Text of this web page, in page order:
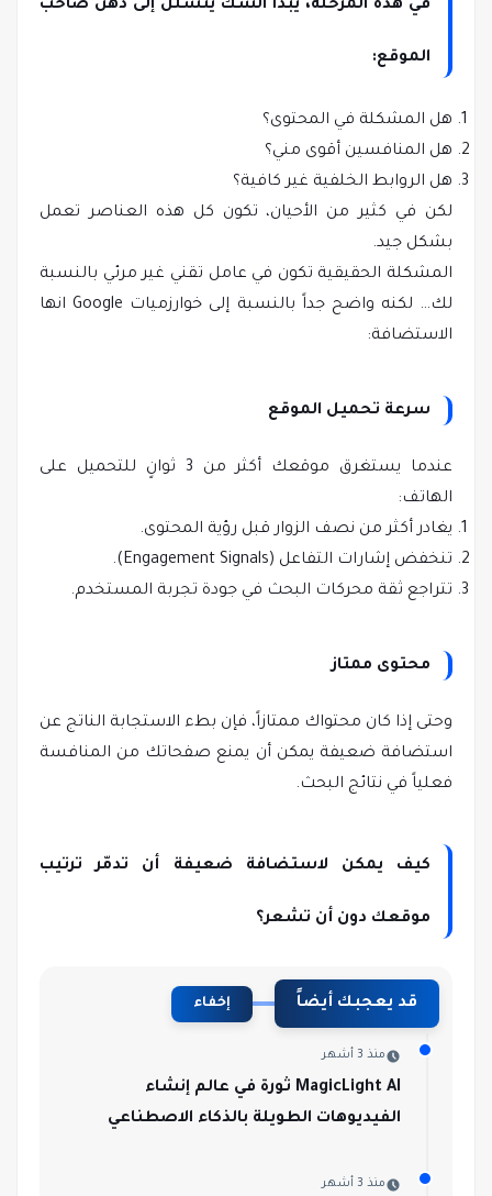
في هذه المرحلة، يبدأ الشك يتسلل إلى ذهن صاحب
الموقع:
هل المشكلة في المحتوى؟
هل المنافسين أقوى مني؟
هل الروابط الخلفية غير كافية؟
لكن في كثير من الأحيان، تكون كل هذه العناصر تعمل
بشكل جيد.
المشكلة الحقيقية تكون في عامل تقني غير مرئي بالنسبة
لك… لكنه واضح جداً بالنسبة إلى خوارزميات Google انها
الاستضافة:
سرعة تحميل الموقع
عندما يستغرق موقعك أكثر من 3 ثوانٍ للتحميل على
الهاتف:
يغادر أكثر من نصف الزوار قبل رؤية المحتوى.
تنخفض إشارات التفاعل (Engagement Signals).
تتراجع ثقة محركات البحث في جودة تجربة المستخدم.
محتوى ممتاز
وحتى إذا كان محتواك ممتازاً، فإن بطء الاستجابة الناتج عن
استضافة ضعيفة يمكن أن يمنع صفحاتك من المنافسة
فعلياً في نتائج البحث.
كيف يمكن لاستضافة ضعيفة أن تدمّر ترتيب
موقعك دون أن تشعر؟
قد يعجبك أيضاً إخفاء
منذ 3 أشهر
MagicLight AI ثورة في عالم إنشاء
الفيديوهات الطويلة بالذكاء الاصطناعي
منذ 3 أشهر